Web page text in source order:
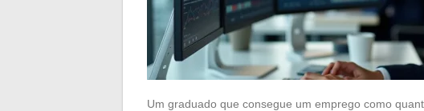
Um graduado que consegue um emprego como